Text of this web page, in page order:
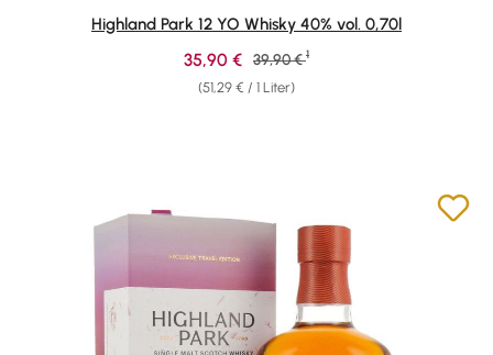
Durchschnittliche Bewertung von 4.81 von 5 Sternen
Highland Park 12 YO Whisky 40% vol. 0,70l
(51,29 € / 1 Liter)
Verkaufspreis:
35,90 € Regulärer Preis:
39,90 € 1